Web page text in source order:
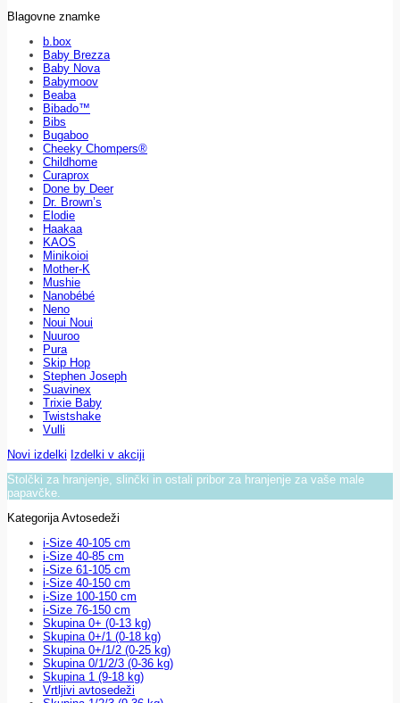
Blagovne znamke
b.box
Baby Brezza
Baby Nova
Babymoov
Beaba
Bibado™
Bibs
Bugaboo
Cheeky Chompers®
Childhome
Curaprox
Done by Deer
Dr. Brown’s
Elodie
Haakaa
KAOS
Minikoioi
Mother-K
Mushie
Nanobébé
Neno
Noui Noui
Nuuroo
Pura
Skip Hop
Stephen Joseph
Suavinex
Trixie Baby
Twistshake
Vulli
Novi izdelki Izdelki v akciji
Stolčki za hranjenje, slinčki in ostali pribor za hranjenje za vaše male
papavčke.
Kategorija Avtosedeži
i-Size 40-105 cm
i-Size 40-85 cm
i-Size 61-105 cm
i-Size 40-150 cm
i-Size 100-150 cm
i-Size 76-150 cm
Skupina 0+ (0-13 kg)
Skupina 0+/1 (0-18 kg)
Skupina 0+/1/2 (0-25 kg)
Skupina 0/1/2/3 (0-36 kg)
Skupina 1 (9-18 kg)
Vrtljivi avtosedeži